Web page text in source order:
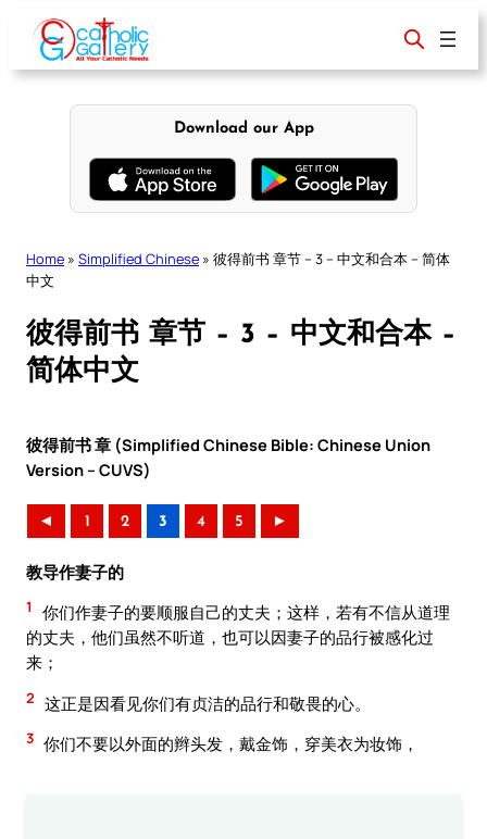
content
Download our App
Home » Simplified Chinese » 彼得前书 章节 – 3 – 中文和合本 – 简体
中文
彼得前书 章节 – 3 – 中文和合本 –
简体中文
彼得前书 章 (Simplified Chinese Bible: Chinese Union
Version – CUVS)
◄ 1 2 3 4 5 ►
教导作妻子的
1
你们作妻子的要顺服自己的丈夫；这样，若有不信从道理
的丈夫，他们虽然不听道，也可以因妻子的品行被感化过
来；
2 这正是因看见你们有贞洁的品行和敬畏的心。
3 你们不要以外面的辫头发，戴金饰，穿美衣为妆饰，